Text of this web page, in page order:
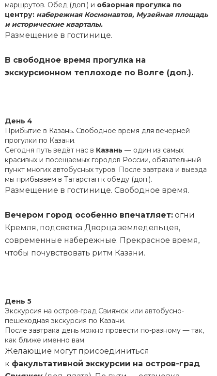
маршрутов. Обед (доп.) и обзорная прогулка по
центру: набережная Космонавтов, Музейная площадь
и исторические кварталы.
Размещение в гостинице.
В свободное время прогулка на
экскурсионном теплоходе по Волге (доп.).
День 4
Прибытие в Казань. Свободное время для вечерней
прогулки по Казани.
Сегодня путь ведёт нас в Казань — один из самых
красивых и посещаемых городов России, обязательный
пункт многих автобусных туров. После завтрака и выезда
мы прибываем в Татарстан к обеду (доп.).
Размещение в гостинице. Свободное время.
Вечером город особенно впечатляет: огни
Кремля, подсветка Дворца земледельцев,
современные набережные. Прекрасное время,
чтобы почувствовать ритм Казани.
День 5
Экскурсия на остров-град Свияжск или автобусно-
пешеходная экскурсия по Казани.
После завтрака день можно провести по-разному — так,
как ближе именно вам.
Желающие могут присоединиться
к факультативной экскурсии на остров-град